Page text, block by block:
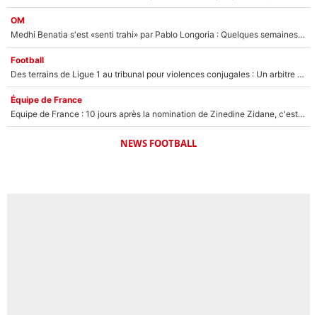
OM
Medhi Benatia s'est «senti trahi» par Pablo Longoria : Quelques semaines après son départ, l'ancien directeur de football de l'OM règle ses comptes
Football
Des terrains de Ligue 1 au tribunal pour violences conjugales : Un arbitre français encourt une peine de 18 mois de prison !
Équipe de France
Equipe de France : 10 jours après la nomination de Zinedine Zidane, c'est au tour de son fils de prendre un nouveau départ !
NEWS FOOTBALL